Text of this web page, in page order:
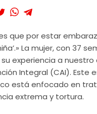
que por estar
La mujer, con 37
experiencia a nuestro
Integral (CAI). Este
está enfocado en
extrema y tortura.